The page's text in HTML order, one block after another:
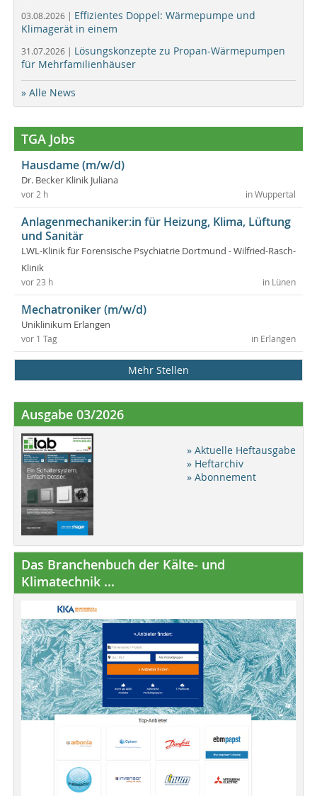
03.08.2026 | Effizientes Doppel: Wärmepumpe und
Klimagerät in einem
31.07.2026 | Lösungskonzepte zu Propan-Wärmepumpen
für Mehrfamilienhäuser
» Alle News
TGA Jobs
Hausdame (m/w/d)
Dr. Becker Klinik Juliana
in Wuppertal
vor 2 h
Anlagenmechaniker:in für Heizung, Klima, Lüftung
und Sanitär
LWL-Klinik für Forensische Psychiatrie Dortmund - Wilfried-Rasch-
Klinik
in Lünen
vor 23 h
Mechatroniker (m/w/d)
Uniklinikum Erlangen
in Erlangen
vor 1 Tag
Mehr Stellen
Ausgabe 03/2026
» Aktuelle Heftausgabe
» Heftarchiv
» Abonnement
Das Branchenbuch der Kälte- und
Klimatechnik ...